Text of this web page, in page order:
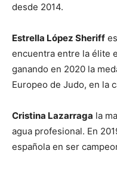
desde 2014.
Estrella López Sheriff
encuentra entre la élite
ganando en 2020 la
Europeo de Judo, en la
Cristina Lazarraga la
agua profesional. En
española en ser